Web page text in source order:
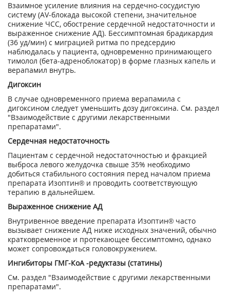
Взаимное усиление влияния на сердечно-сосудистую
систему (AV-блокада высокой степени, значительное
снижение ЧСС, обострение сердечной недостаточности и
выраженное снижение АД). Бессимптомная брадикардия
(36 уд/мин) с миграцией ритма по предсердию
наблюдалась у пациента, одновременно принимающего
тимолол (бета-адреноблокатор) в форме глазных капель и
верапамил внутрь.
Дигоксин
В случае одновременного приема верапамила с
дигоксином следует уменьшить дозу дигоксина. См. раздел
"Взаимодействие с другими лекарственными
препаратами".
Сердечная недостаточность
Пациентам с сердечной недостаточностью и фракцией
выброса левого желудочка свыше 35% необходимо
добиться стабильного состояния перед началом приема
препарата Изоптин® и проводить соответствующую
терапию в дальнейшем.
Выраженное снижение АД
Внутривенное введение препарата Изоптин® часто
вызывает снижение АД ниже исходных значений, обычно
кратковременное и протекающее бессимптомно, однако
может сопровождаться головокружением.
Ингибиторы ГМГ-КоА -редуктазы (статины)
См. раздел "Взаимодействие с другими лекарственными
препаратами".